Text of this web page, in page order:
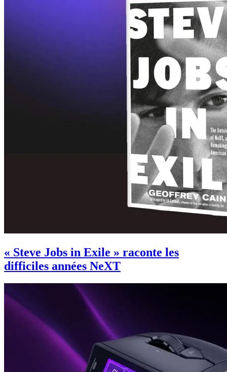
« Steve Jobs in Exile » raconte les
difficiles années NeXT